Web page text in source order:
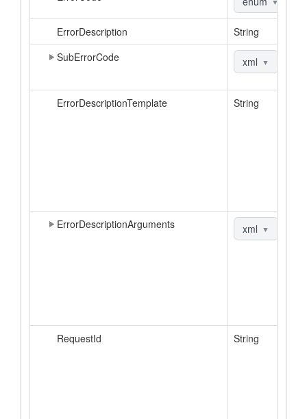
ErrorDescription
String
SubErrorCode
xml ▼
ErrorDescriptionTemplate String
ErrorDescriptionArguments xml ▼
RequestId String